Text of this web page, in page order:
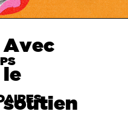
Avec
le
soutien